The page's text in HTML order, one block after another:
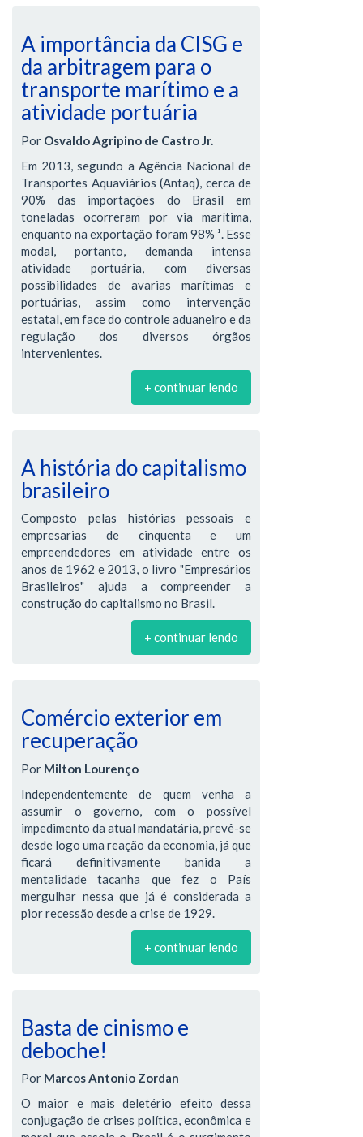
A importância da CISG e
da arbitragem para o
transporte marítimo e a
atividade portuária
Por Osvaldo Agripino de Castro Jr.
Em 2013, segundo a Agência Nacional de
Transportes Aquaviários (Antaq), cerca de
90% das importações do Brasil em
toneladas ocorreram por via marítima,
enquanto na exportação foram 98% ¹. Esse
modal, portanto, demanda intensa
atividade portuária, com diversas
possibilidades de avarias marítimas e
portuárias, assim como intervenção
estatal, em face do controle aduaneiro e da
regulação dos diversos órgãos
intervenientes.
+ continuar lendo
A história do capitalismo
brasileiro
Composto pelas histórias pessoais e
empresarias de cinquenta e um
empreendedores em atividade entre os
anos de 1962 e 2013, o livro "Empresários
Brasileiros" ajuda a compreender a
construção do capitalismo no Brasil.
+ continuar lendo
Comércio exterior em
recuperação
Por Milton Lourenço
Independentemente de quem venha a
assumir o governo, com o possível
impedimento da atual mandatária, prevê-se
desde logo uma reação da economia, já que
ficará definitivamente banida a
mentalidade tacanha que fez o País
mergulhar nessa que já é considerada a
pior recessão desde a crise de 1929.
+ continuar lendo
Basta de cinismo e
deboche!
Por Marcos Antonio Zordan
O maior e mais deletério efeito dessa
conjugação de crises política, econômica e